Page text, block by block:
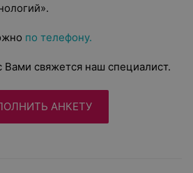
по телефону.
Вами свяжется наш специалист.
АНКЕТУ